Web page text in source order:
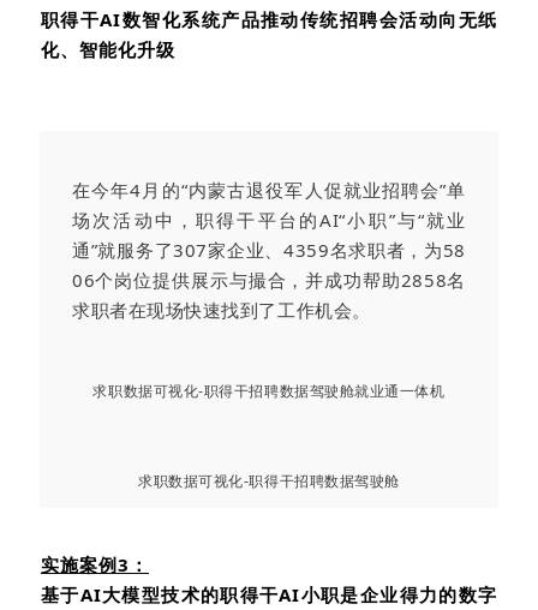
职得干AI数智化系统产品推动传统招聘会活动向无纸
化、智能化升级
在今年4月的“内蒙古退役军人促就业招聘会”单
场次活动中，职得干平台的AI“小职”与“就业
通”就服务了307家企业、4359名求职者，为58
06个岗位提供展示与撮合，并成功帮助2858名
求职者在现场快速找到了工作机会。
求职数据可视化-职得干招聘数据驾驶舱就业通一体机
求职数据可视化-职得干招聘数据驾驶舱
实施案例3 ：
基于AI大模型技术的职得干AI小职是企业得力的数字